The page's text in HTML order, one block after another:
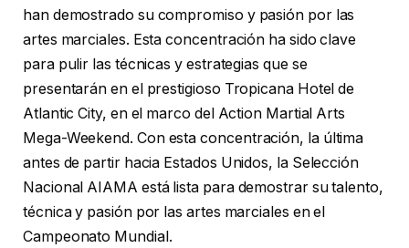
han demostrado su compromiso y pasión por las
artes marciales. Esta concentración ha sido clave
para pulir las técnicas y estrategias que se
presentarán en el prestigioso Tropicana Hotel de
Atlantic City, en el marco del Action Martial Arts
Mega-Weekend. Con esta concentración, la última
antes de partir hacia Estados Unidos, la Selección
Nacional AIAMA está lista para demostrar su talento,
técnica y pasión por las artes marciales en el
Campeonato Mundial.